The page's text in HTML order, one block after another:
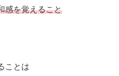
感を覚えること
ことは